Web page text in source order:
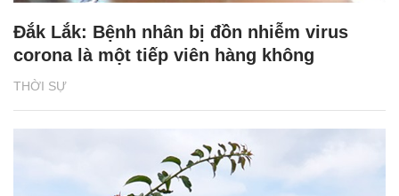
THỜI SỰ
Đắk Lắk: Bệnh nhân bị đồn nhiễm virus
corona là một tiếp viên hàng không